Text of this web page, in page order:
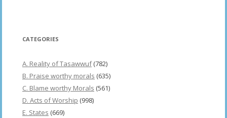
CATEGORIES
A. Reality of Tasawwuf(782)
B. Praise worthy morals (635)
C. Blame worthy Morals (561)
D. Acts of Worship (998)
E. States (669)